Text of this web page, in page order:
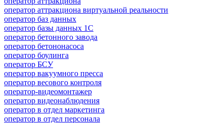
оператор аттракциона виртуальной реальности
оператор баз данных
оператор базы данных 1С
оператор бетонного завода
оператор бетононасоса
оператор боулинга
оператор БСУ
оператор вакуумного пресса
оператор весового контроля
оператор-видеомонтажер
оператор видеонаблюдения
оператор в отдел маркетинга
оператор в отдел персонала